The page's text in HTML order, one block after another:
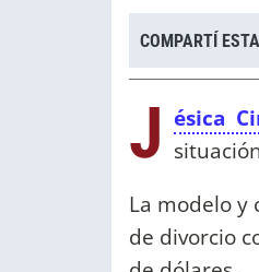
COMPARTÍ
J ésica
La modelo y
de divorcio